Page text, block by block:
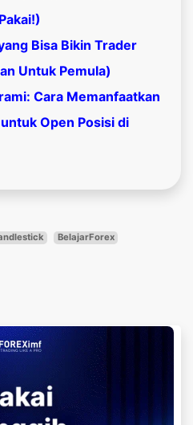
Bisa Bikin Trader
Untuk Pemula)
Cara Memanfaatkan
Open Posisi di
BelajarForex